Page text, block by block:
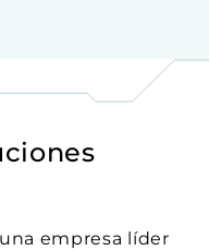
empresa líder